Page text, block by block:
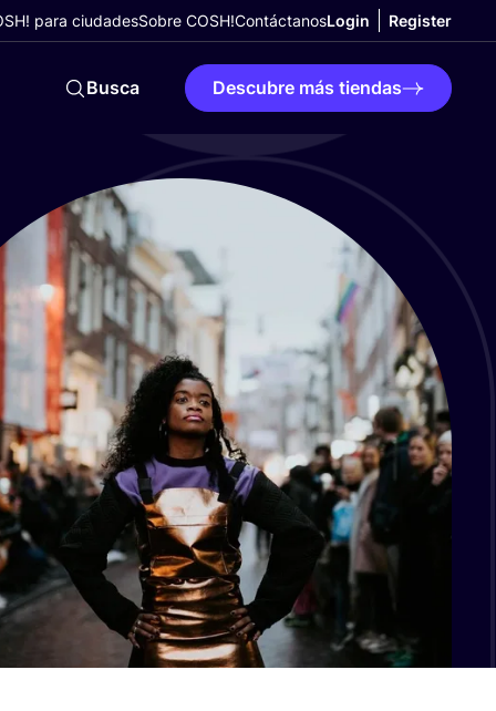
para ciudadesSobre COSH!ContáctanosLogin Register
Busca Descubre más tiendas